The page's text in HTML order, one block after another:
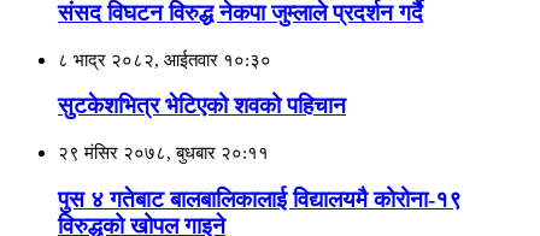
संसद विघटन विरुद्ध नेकपा जुम्लाले प्रदर्शन गर्दै
८ भाद्र २०८२, आईतवार १०:३०
सुटकेशभित्र भेटिएको शवको पहिचान
२९ मंसिर २०७८, बुधबार २०:११
पुस ४ गतेबाट बालबालिकालाई विद्यालयमै कोरोना-१९
विरुद्धको खोपल गाइने